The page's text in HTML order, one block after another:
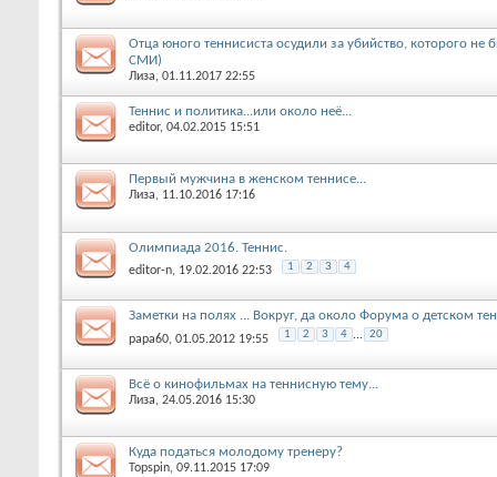
Отца юного теннисиста осудили за убийство, которого не
СМИ)
Лиза, 01.11.2017 22:55
Теннис и политика...или около неё...
editor, 04.02.2015 15:51
Первый мужчина в женском теннисе...
Лиза, 11.10.2016 17:16
Олимпиада 2016. Теннис.
editor-n, 19.02.2016 22:53 1 2 3 4
Заметки на полях ... Вокруг, да около Форума о детском
papa60, 01.05.2012 19:55 1 2 3 4 ... 20
Всё о кинофильмах на теннисную тему...
Лиза, 24.05.2016 15:30
Куда податься молодому тренеру?
Topspin, 09.11.2015 17:09